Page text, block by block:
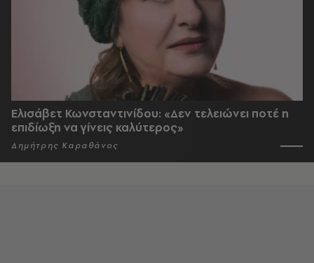
Ελισάβετ Κωνσταντινίδου: «Δεν τελειώνει ποτέ η
επιδίωξη να γίνεις καλύτερος»
Δημήτρης Καραθάνος